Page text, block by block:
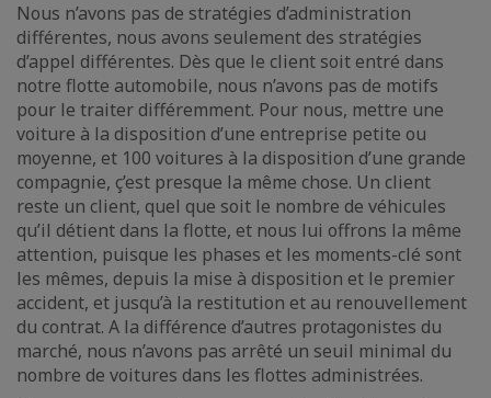
Nous n’avons pas de stratégies d’administration
différentes, nous avons seulement des stratégies
d’appel différentes. Dès que le client soit entré dans
notre flotte automobile, nous n’avons pas de motifs
pour le traiter différemment. Pour nous, mettre une
voiture à la disposition d’une entreprise petite ou
moyenne, et 100 voitures à la disposition d’une grande
compagnie, ç’est presque la même chose. Un client
reste un client, quel que soit le nombre de véhicules
qu’il détient dans la flotte, et nous lui offrons la même
attention, puisque les phases et les moments-clé sont
les mêmes, depuis la mise à disposition et le premier
accident, et jusqu’à la restitution et au renouvellement
du contrat. A la différence d’autres protagonistes du
marché, nous n’avons pas arrêté un seuil minimal du
nombre de voitures dans les flottes administrées.